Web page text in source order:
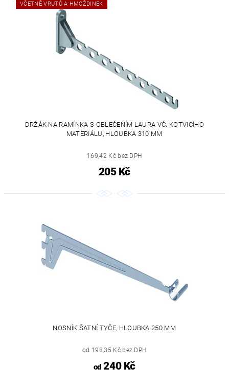
VČETNĚ VRUTŮ A HMOŽDINEK
DRŽÁK NA RAMÍNKA S OBLEČENÍM LAURA VČ. KOTVICÍHO
MATERIÁLU, HLOUBKA 310 MM
169,42 Kč bez DPH
205 Kč
NOSNÍK ŠATNÍ TYČE, HLOUBKA 250 MM
od 198,35 Kč bez DPH
od240 Kč